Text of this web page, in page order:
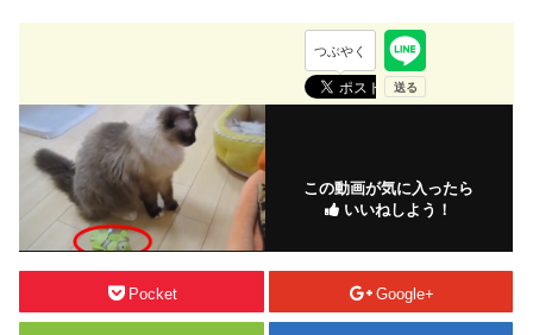
つぶやく
この動画が気に入ったら
いいねしよう！
Pocket Google+